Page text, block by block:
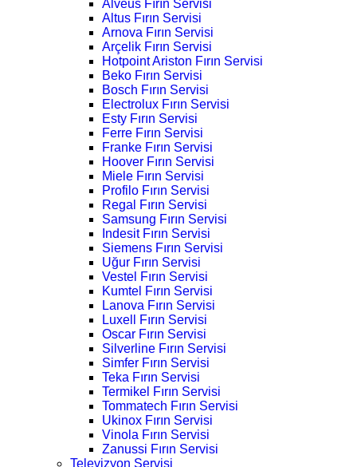
Alveus Fırın Servisi
Altus Fırın Servisi
Arnova Fırın Servisi
Arçelik Fırın Servisi
Hotpoint Ariston Fırın Servisi
Beko Fırın Servisi
Bosch Fırın Servisi
Electrolux Fırın Servisi
Esty Fırın Servisi
Ferre Fırın Servisi
Franke Fırın Servisi
Hoover Fırın Servisi
Miele Fırın Servisi
Profilo Fırın Servisi
Regal Fırın Servisi
Samsung Fırın Servisi
Indesit Fırın Servisi
Siemens Fırın Servisi
Uğur Fırın Servisi
Vestel Fırın Servisi
Kumtel Fırın Servisi
Lanova Fırın Servisi
Luxell Fırın Servisi
Oscar Fırın Servisi
Silverline Fırın Servisi
Simfer Fırın Servisi
Teka Fırın Servisi
Termikel Fırın Servisi
Tommatech Fırın Servisi
Ukinox Fırın Servisi
Vinola Fırın Servisi
Zanussi Fırın Servisi
Televizyon Servisi